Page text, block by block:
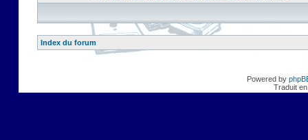
Index du forum
Powered by
Traduit